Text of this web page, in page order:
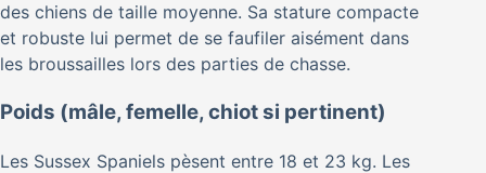
des chiens de taille moyenne. Sa stature compacte
et robuste lui permet de se faufiler aisément dans
les broussailles lors des parties de chasse.
Poids (mâle, femelle, chiot si pertinent)
Les Sussex Spaniels pèsent entre 18 et 23 kg. Les